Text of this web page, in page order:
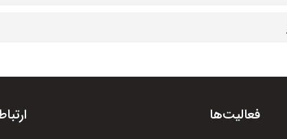
فعالیت‌ها